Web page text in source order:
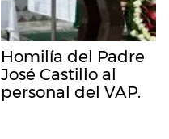
Homilía del Padre
José Castillo al
personal del VAP.